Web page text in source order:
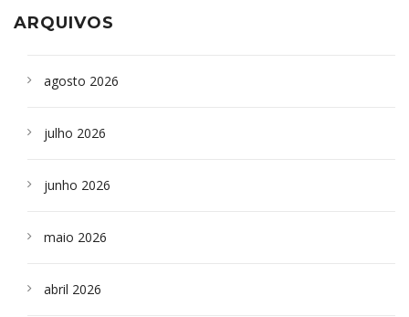
ARQUIVOS
agosto 2026
julho 2026
junho 2026
maio 2026
abril 2026